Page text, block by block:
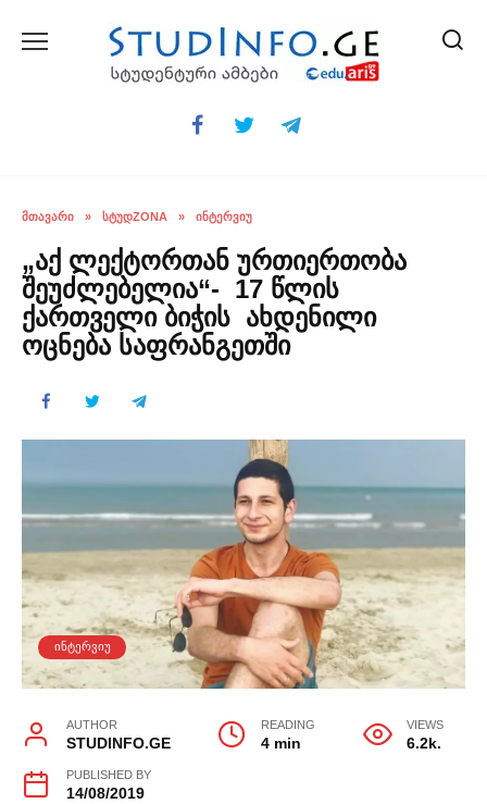
ᲛᲗᲐᲕᲐᲠᲘ » ᲡᲢᲣᲓZONA » ᲘᲜᲢᲔᲠᲕᲘᲣ
„აქ ლექტორთან ურთიერთობა
შეუძლებელია“- 17 წლის
ქართველი ბიჭის ახდენილი
ოცნება საფრანგეთში
ᲘᲜᲢᲔᲠᲕᲘᲣ
AUTHOR
STUDINFO.GE
READING
4 min
VIEWS
6.2k.
PUBLISHED BY
14/08/2019